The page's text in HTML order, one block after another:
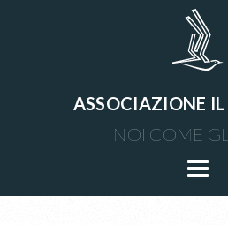
ASSOCIAZIONE
NOI COME